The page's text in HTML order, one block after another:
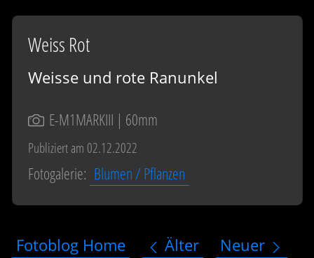
Weiss Rot
Weisse und rote Ranunkel
E-M1MARKIII | 60mm
Publiziert am 02.12.2022
Fotogalerie: Blumen / Pflanzen
Fotoblog Home Älter Neuer